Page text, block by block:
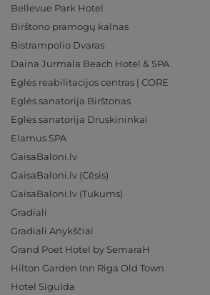
Bellevue Park Hotel
Birštono pramogų kalnas
Bistrampolio Dvaras
Daina Jurmala Beach Hotel & SPA
Eglės reabilitacijos centras | CORE
Eglės sanatorija Birštonas
Eglės sanatorija Druskininkai
Elamus SPA
GaisaBaloni.lv
GaisaBaloni.lv (Cēsis)
GaisaBaloni.lv (Tukums)
Gradiali
Gradiali Anykščiai
Grand Poet Hotel by SemaraH
Hilton Garden Inn Riga Old Town
Hotel Sigulda